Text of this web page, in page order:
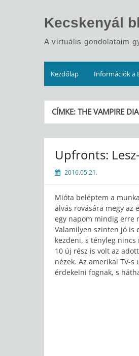
Kecskenyál
A virtuális gondolataim
Kezdőlap Információk a
CÍMKE:THE VAMPIRE
Upfronts:
2016.05.21.
Mióta beléptem a
alvás rovására megy az
egy napom mindig erre
Valamilyen szinten jó is
kezdeni, s tényleg
10 új rész is volt az
nézek. Az amerikai TV-
érdekelni fognak, s